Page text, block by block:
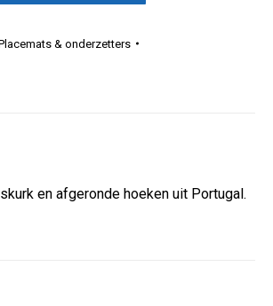
& onderzetters
en afgeronde hoeken uit Portugal.